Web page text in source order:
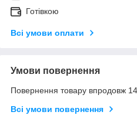
Готівкою
Всі умови оплати
Умови повернення
Повернення товару впродовж
Всі умови повернення